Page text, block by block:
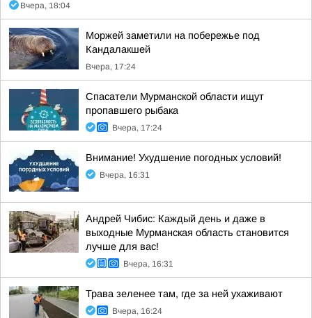
Вчера, 18:04
Моржей заметили на побережье под
Кандалакшей
Вчера, 17:24
Спасатели Мурманской области ищут
пропавшего рыбака
Вчера, 17:24
Внимание! Ухудшение погодных условий!
Вчера, 16:31
Андрей Чибис: Каждый день и даже в
выходные Мурманская область становится
лучше для вас!
Вчера, 16:31
Трава зеленее там, где за ней ухаживают
Вчера, 16:24